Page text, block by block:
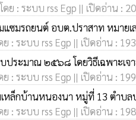
ย : ระบบ rss Egp || เปิดอ่าน :
แซมรถยนต์ อบต.ปราสาท หมายเ
: ระบบ rss Egp || เปิดอ่าน : 193
ระมาณ ๒๕๖๘ โดยวิธีเฉพาะเจา
: ระบบ rss Egp || เปิดอ่าน : 199
หล็กบ้านหนองนา หมู่ที่ 13 ตำบล
: ระบบ rss Egp || เปิดอ่าน : 198